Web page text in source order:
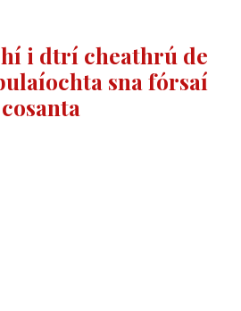
i dtrí cheathrú de
sna fórsaí
cosanta